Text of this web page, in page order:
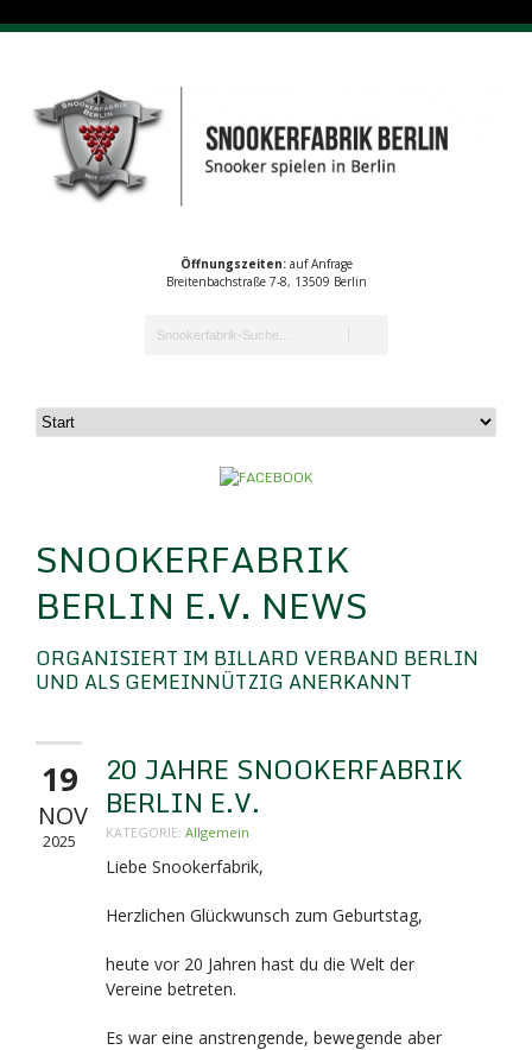
Öffnungszeiten:auf Anfrage
Breitenbachstraße 7-8, 13509 Berlin
SNOOKERFABRIK
BERLIN E.V. NEWS
ORGANISIERT IM BILLARD VERBAND BERLIN
UND ALS GEMEINNÜTZIG ANERKANNT
19
NOV
2025
20 JAHRE SNOOKERFABRIK
BERLIN E.V.
KATEGORIE: Allgemein
Liebe Snookerfabrik,
Herzlichen Glückwunsch zum Geburtstag,
heute vor 20 Jahren hast du die Welt der
Vereine betreten.
Es war eine anstrengende, bewegende aber